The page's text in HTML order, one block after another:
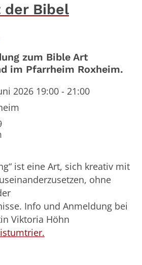
der Bibel
zum Bible Art
im Pfarrheim Roxheim.
2026 19:00 - 21:00
ist eine Art, sich kreativ mit
ohne
Info und Anmeldung bei
Viktoria Höhn